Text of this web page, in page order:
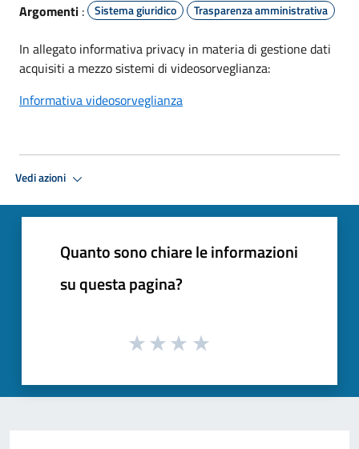
Argomenti : Sistema giuridico Trasparenza amministrativa
In allegato informativa privacy in materia di gestione dati
acquisiti a mezzo sistemi di videosorveglianza:
Informativa videosorveglianza
Vedi azioni
Quanto sono chiare le informazioni
su questa pagina?